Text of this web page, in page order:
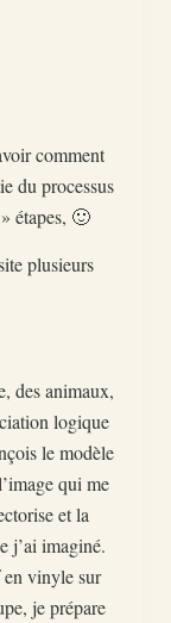
comment
du processus
étapes, 🙂
plusieurs
des animaux,
logique
le modèle
qui me
et la
j’ai imaginé.
en vinyle sur
je prépare